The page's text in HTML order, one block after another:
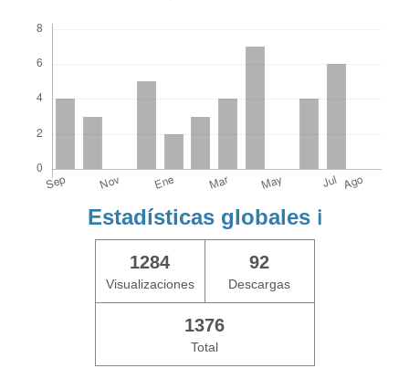
Estadísticas globales ℹ️
1284
Visualizaciones
92
Descargas
1376
Total